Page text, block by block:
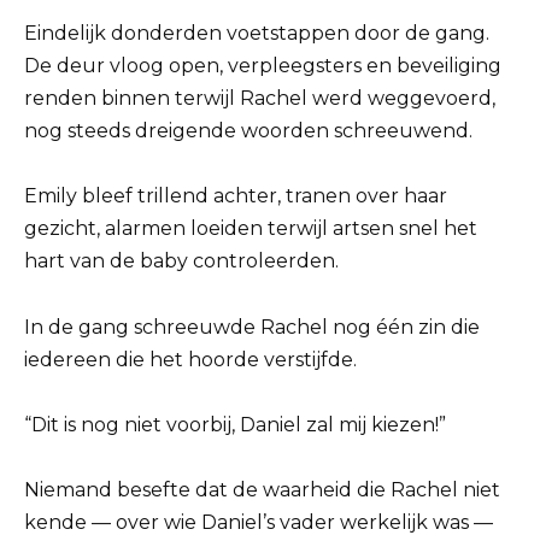
Eindelijk donderden voetstappen door de gang.
De deur vloog open, verpleegsters en beveiliging
renden binnen terwijl Rachel werd weggevoerd,
nog steeds dreigende woorden schreeuwend.
Emily bleef trillend achter, tranen over haar
gezicht, alarmen loeiden terwijl artsen snel het
hart van de baby controleerden.
In de gang schreeuwde Rachel nog één zin die
iedereen die het hoorde verstijfde.
“Dit is nog niet voorbij, Daniel zal mij kiezen!”
Niemand besefte dat de waarheid die Rachel niet
kende — over wie Daniel’s vader werkelijk was —